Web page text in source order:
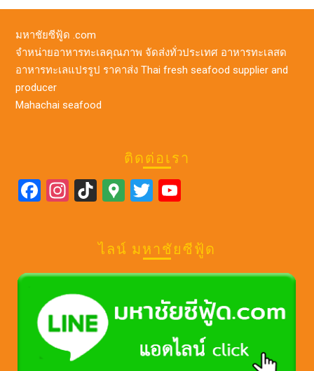
มหาชัยซีฟู้ด .com
จำหน่ายอาหารทะเลคุณภาพ จัดส่งทั่วประเทศ อาหารทะเลสด
อาหารทะเลแปรรูป ราคาส่ง Thai fresh seafood supplier and
producer
Mahachai seafood
ติดต่อเรา
F
o
o
k
In
a
m
Ti
T
o
k
G
o
gl
e
M
a
T
er
u
T
u
b
e
ไลน์ มหาชัยซีฟู้ด